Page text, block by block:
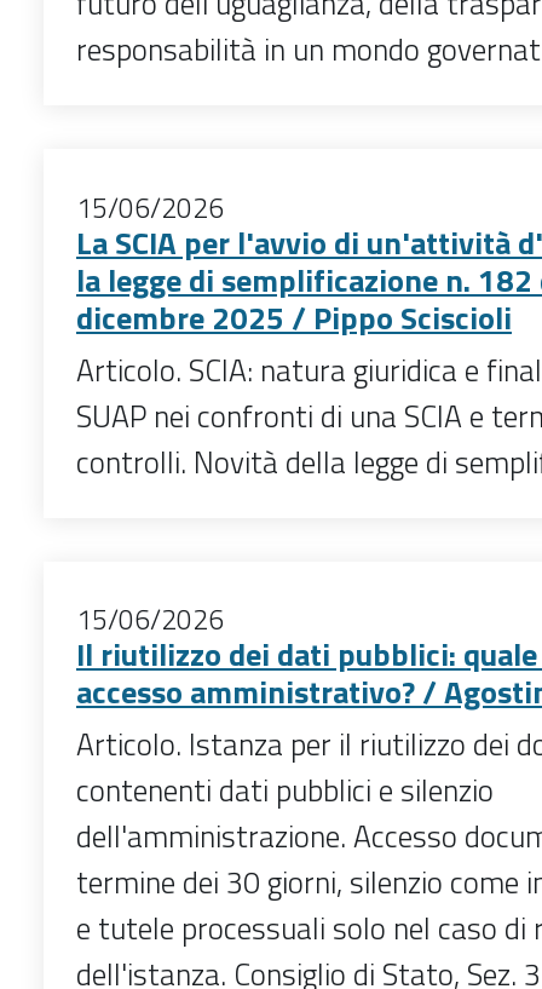
responsabilità in un mondo
15/06/2026
La SCIA per l'avvio di un'attività
la legge di semplificazione n. 182
dicembre 2025 / Pippo Sciscioli
Articolo. SCIA: natura giuridica e
SUAP nei confronti di una SCIA e
controlli. Novità della legge di
15/06/2026
Il riutilizzo dei dati pubblici:
accesso amministrativo? /
Articolo. Istanza per il riutilizzo dei
contenenti dati pubblici e silenzio
dell'amministrazione. Accesso
termine dei 30 giorni, silenzio come
e tutele processuali solo nel caso di
dell'istanza. Consiglio di Stato, Sez.